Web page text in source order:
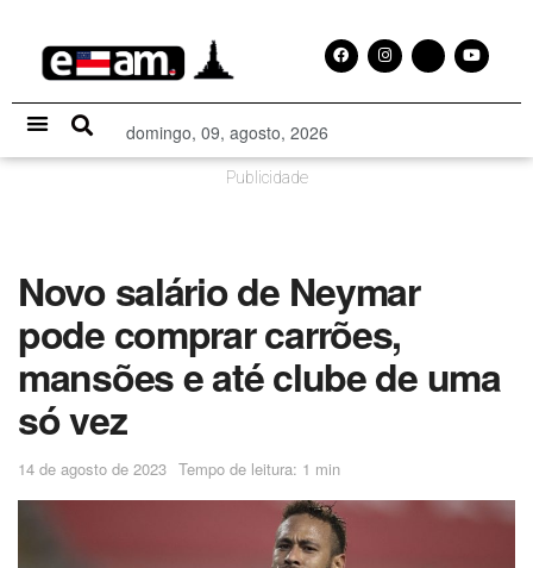
domingo, 09, agosto, 2026
Publicidade
Novo salário de Neymar
pode comprar carrões,
mansões e até clube de uma
só vez
14 de agosto de 2023 Tempo de leitura: 1 min